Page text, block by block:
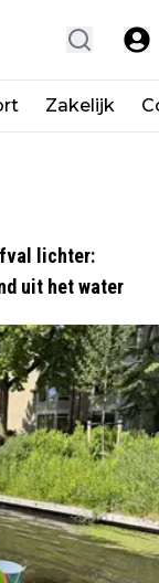
Zakelijk
lichter:
uit het water